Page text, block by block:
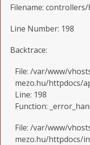
Filename:
Line Number: 198
Backtrace:
File: /var/www/
mezo.hu/httpdocs/
Line: 198
Function:
File: /var/www/
mezo.hu/httpdocs/